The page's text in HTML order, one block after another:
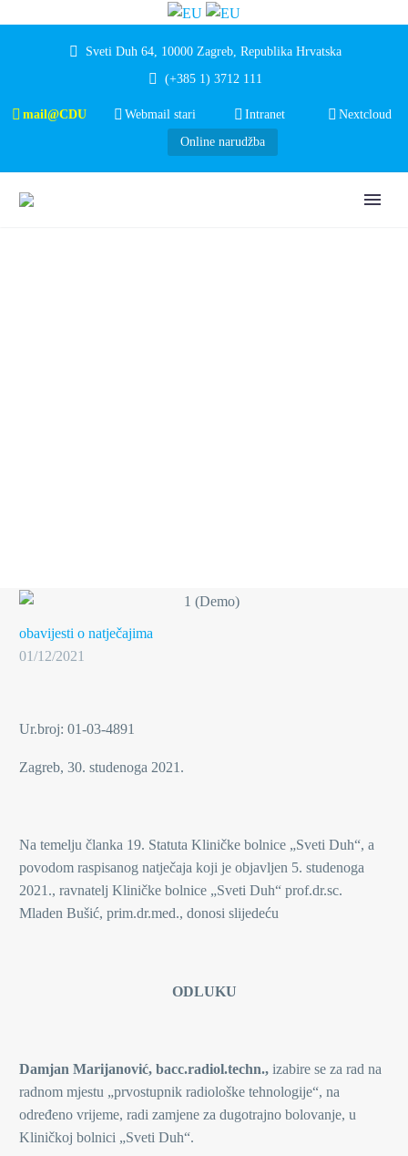
Sveti Duh 64, 10000 Zagreb, Republika Hrvatska
(+385 1) 3712 111
mail@CDU Webmail stari Intranet
Nextcloud
Online narudžba
obavijesti o natječajima
01/12/2021
Ur.broj: 01-03-4891
Zagreb, 30. studenoga 2021.
Na temelju članka 19. Statuta Kliničke bolnice „Sveti Duh“, a
povodom raspisanog natječaja koji je objavljen 5. studenoga
2021., ravnatelj Kliničke bolnice „Sveti Duh“ prof.dr.sc.
Mladen Bušić, prim.dr.med., donosi slijedeću
ODLUKU
Damjan Marijanović, bacc.radiol.techn., izabire se za rad na
radnom mjestu „prvostupnik radiološke tehnologije“, na
određeno vrijeme, radi zamjene za dugotrajno bolovanje, u
Kliničkoj bolnici „Sveti Duh“.